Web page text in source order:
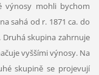
výnosy mohli bychom
sahá od r. 1871 ca. do
Druhá skupina zahrnuje
vyššími výnosy. Na
skupině se projevují